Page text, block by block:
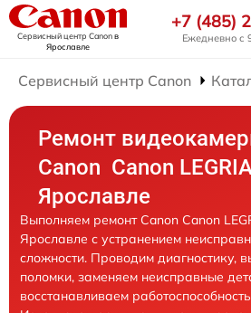
Сервисный центр Canonв
Ярославле
+7 (485)
Ежедневно с
Сервисный центр Canon
Ремонт
Canon Canon
Ярославле
Выполняем ремонт Canon Canon
Ярославле с устранением
сложности. Проводим диагностику,
поломки, заменяем неисправные
восстанавливаем